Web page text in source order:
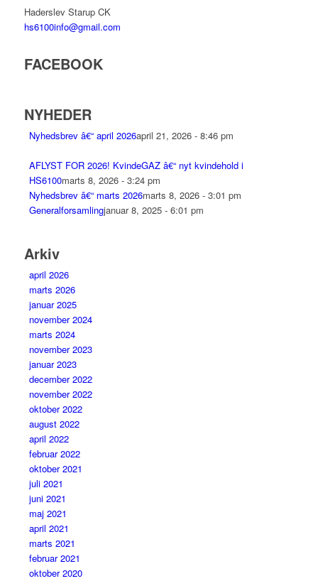
Haderslev Starup CK
hs6100info@gmail.com
FACEBOOK
NYHEDER
Nyhedsbrev â€“ april 2026april 21, 2026 - 8:46 pm
AFLYST FOR 2026! KvindeGAZ â€“ nyt kvindehold i
HS6100marts 8, 2026 - 3:24 pm
Nyhedsbrev â€“ marts 2026marts 8, 2026 - 3:01 pm
Generalforsamlingjanuar 8, 2025 - 6:01 pm
Arkiv
april 2026
marts 2026
januar 2025
november 2024
marts 2024
november 2023
januar 2023
december 2022
november 2022
oktober 2022
august 2022
april 2022
februar 2022
oktober 2021
juli 2021
juni 2021
maj 2021
april 2021
marts 2021
februar 2021
oktober 2020